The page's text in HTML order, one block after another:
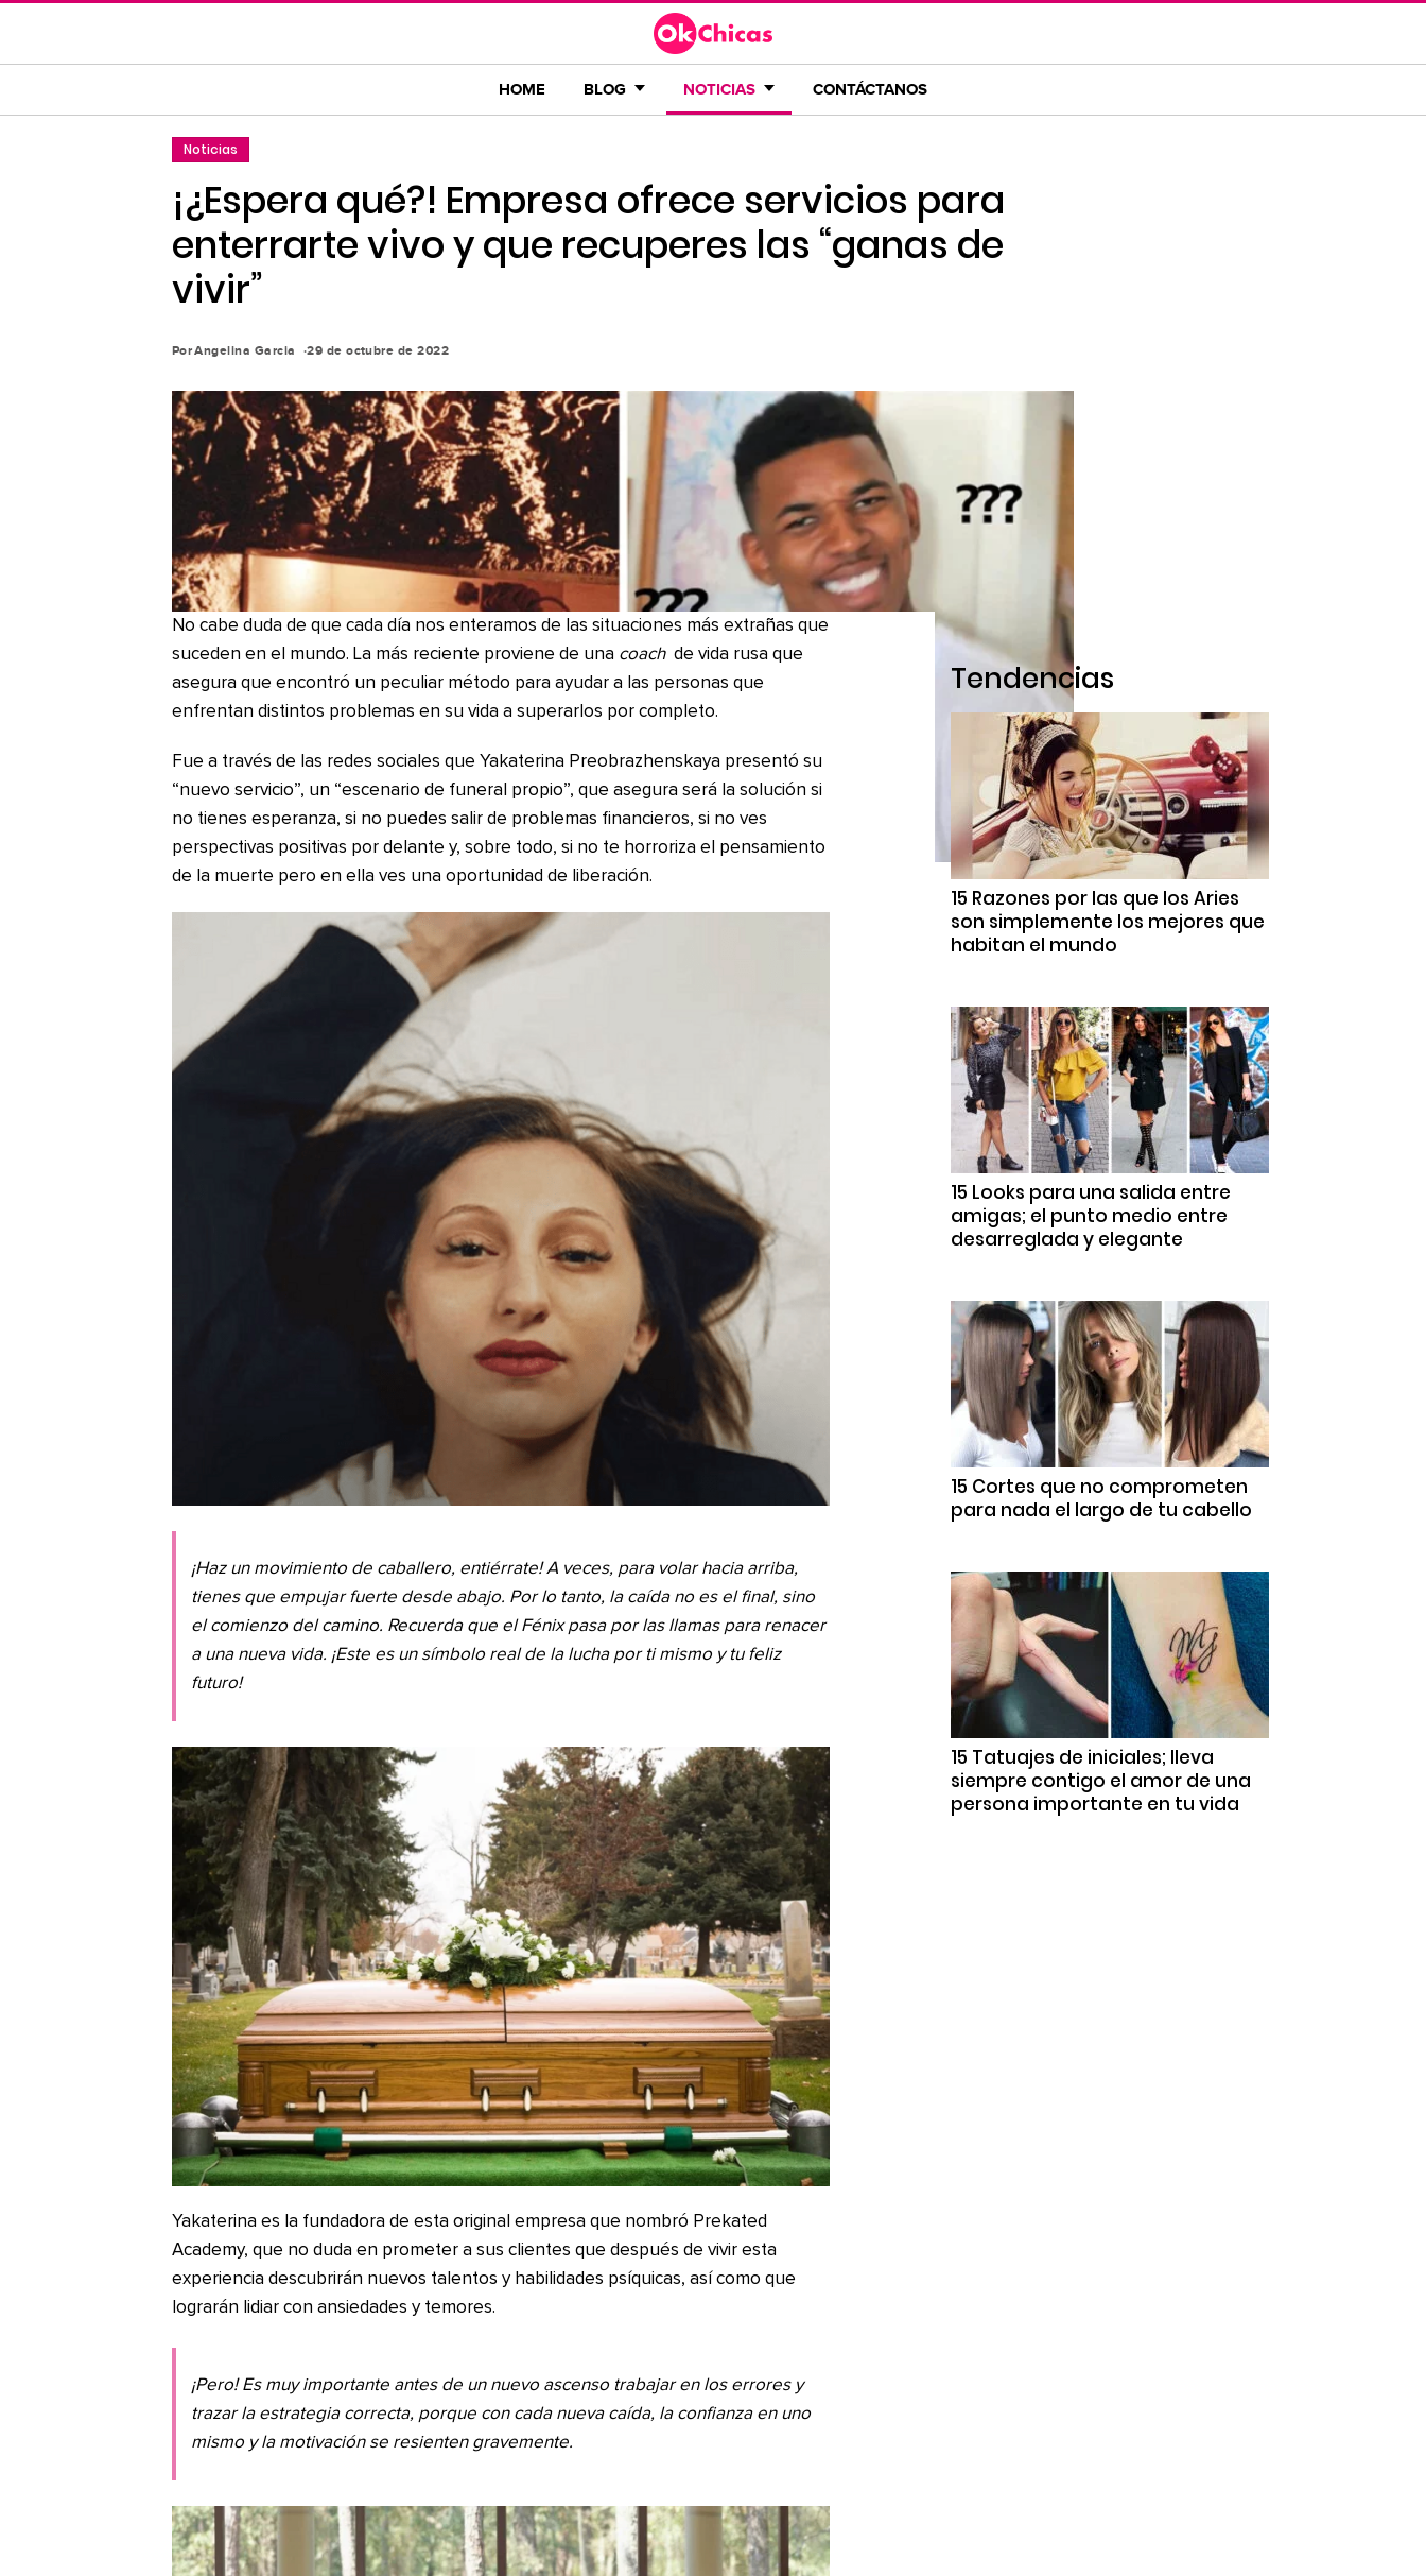
contenido
HOME BLOG NOTICIAS CONTÁCTANOS
Noticias
¡¿Espera qué?! Empresa ofrece servicios para
enterrarte vivo y que recuperes las “ganas de
vivir”
PorAngelina Garcia 29 de octubre de 2022
No cabe duda de que cada día nos enteramos de las situaciones más extrañas que
suceden en el mundo. La más reciente proviene de una coach de vida rusa que
asegura que encontró un peculiar método para ayudar a las personas que
enfrentan distintos problemas en su vida a superarlos por completo.
Fue a través de las redes sociales que Yakaterina Preobrazhenskaya presentó su
“nuevo servicio”, un “escenario de funeral propio”, que asegura será la solución si
no tienes esperanza, si no puedes salir de problemas financieros, si no ves
perspectivas positivas por delante y, sobre todo, si no te horroriza el pensamiento
de la muerte pero en ella ves una oportunidad de liberación.
¡Haz un movimiento de caballero, entiérrate! A veces, para volar hacia arriba,
tienes que empujar fuerte desde abajo. Por lo tanto, la caída no es el final, sino
el comienzo del camino. Recuerda que el Fénix pasa por las llamas para renacer
a una nueva vida. ¡Este es un símbolo real de la lucha por ti mismo y tu feliz
futuro!
Yakaterina es la fundadora de esta original empresa que nombró Prekated
Academy, que no duda en prometer a sus clientes que después de vivir esta
experiencia descubrirán nuevos talentos y habilidades psíquicas, así como que
lograrán lidiar con ansiedades y temores.
¡Pero! Es muy importante antes de un nuevo ascenso trabajar en los errores y
trazar la estrategia correcta, porque con cada nueva caída, la confianza en uno
mismo y la motivación se resienten gravemente.
Tendencias
15 Razones por las que los Aries
son simplemente los mejores que
habitan el mundo
15 Looks para una salida entre
amigas; el punto medio entre
desarreglada y elegante
15 Cortes que no comprometen
para nada el largo de tu cabello
15 Tatuajes de iniciales; lleva
siempre contigo el amor de una
persona importante en tu vida